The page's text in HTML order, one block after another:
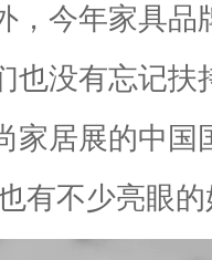
，今年家具品
也没有忘记扶
家居展的中国
有不少亮眼